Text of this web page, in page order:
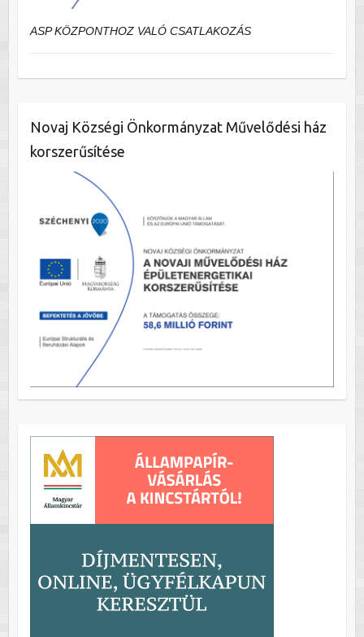
ASP KÖZPONTHOZ VALÓ CSATLAKOZÁS
Novaj Községi Önkormányzat Művelődési ház
korszerűsítése